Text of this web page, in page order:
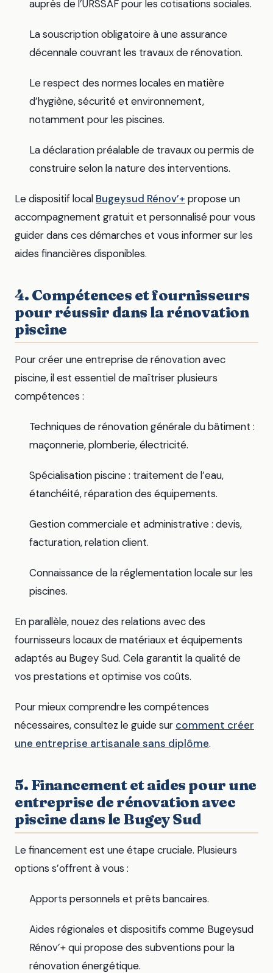
auprès de l’URSSAF pour les cotisations sociales.
La souscription obligatoire à une assurance
décennale couvrant les travaux de rénovation.
Le respect des normes locales en matière
d’hygiène, sécurité et environnement,
notamment pour les piscines.
La déclaration préalable de travaux ou permis de
construire selon la nature des interventions.
Le dispositif local Bugeysud Rénov’+ propose un
accompagnement gratuit et personnalisé pour vous
guider dans ces démarches et vous informer sur les
aides financières disponibles.
4. Compétences et fournisseurs
pour réussir dans la rénovation
piscine
Pour créer une entreprise de rénovation avec
piscine, il est essentiel de maîtriser plusieurs
compétences :
Techniques de rénovation générale du bâtiment :
maçonnerie, plomberie, électricité.
Spécialisation piscine : traitement de l’eau,
étanchéité, réparation des équipements.
Gestion commerciale et administrative : devis,
facturation, relation client.
Connaissance de la réglementation locale sur les
piscines.
En parallèle, nouez des relations avec des
fournisseurs locaux de matériaux et équipements
adaptés au Bugey Sud. Cela garantit la qualité de
vos prestations et optimise vos coûts.
Pour mieux comprendre les compétences
nécessaires, consultez le guide sur comment créer
une entreprise artisanale sans diplôme.
5. Financement et aides pour une
entreprise de rénovation avec
piscine dans le Bugey Sud
Le financement est une étape cruciale. Plusieurs
options s’offrent à vous :
Apports personnels et prêts bancaires.
Aides régionales et dispositifs comme Bugeysud
Rénov’+ qui propose des subventions pour la
rénovation énergétique.